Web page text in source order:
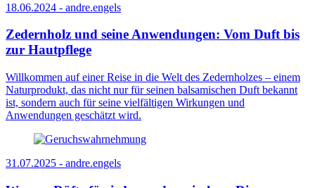
18.06.2024 - andre.engels
Zedernholz und seine Anwendungen: Vom Duft bis
zur Hautpflege
Willkommen auf einer Reise in die Welt des Zedernholzes – einem
Naturprodukt, das nicht nur für seinen balsamischen Duft bekannt
ist, sondern auch für seine vielfältigen Wirkungen und
Anwendungen geschätzt wird.
31.07.2025 - andre.engels